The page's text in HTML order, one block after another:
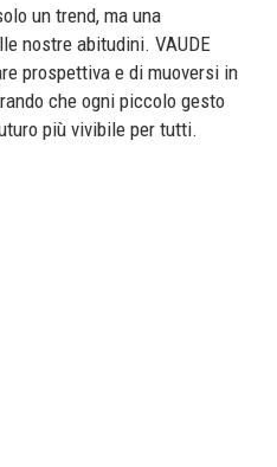
un trend, ma una
nostre abitudini. VAUDE
prospettiva e di muoversi in
che ogni piccolo gesto
più vivibile per tutti.